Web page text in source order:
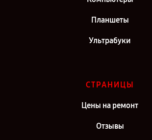
Планшеты
Ультрабуки
СТРАНИЦЫ
Цены на ремонт
Отзывы